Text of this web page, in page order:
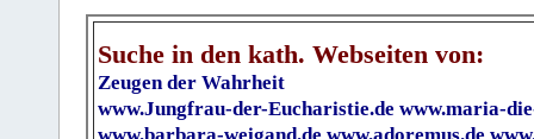
Suche in den kath. Webseiten von:
Zeugen der Wahrheit
www.Jungfrau-der-Eucharistie.de www.maria-
www.barbara-weigand.de www.adoremus.de